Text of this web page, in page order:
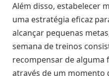
Além disso, estabelecer
uma estratégia eficaz
alcançar pequenas
semana de treinos
recompensar de alguma
através de um momento